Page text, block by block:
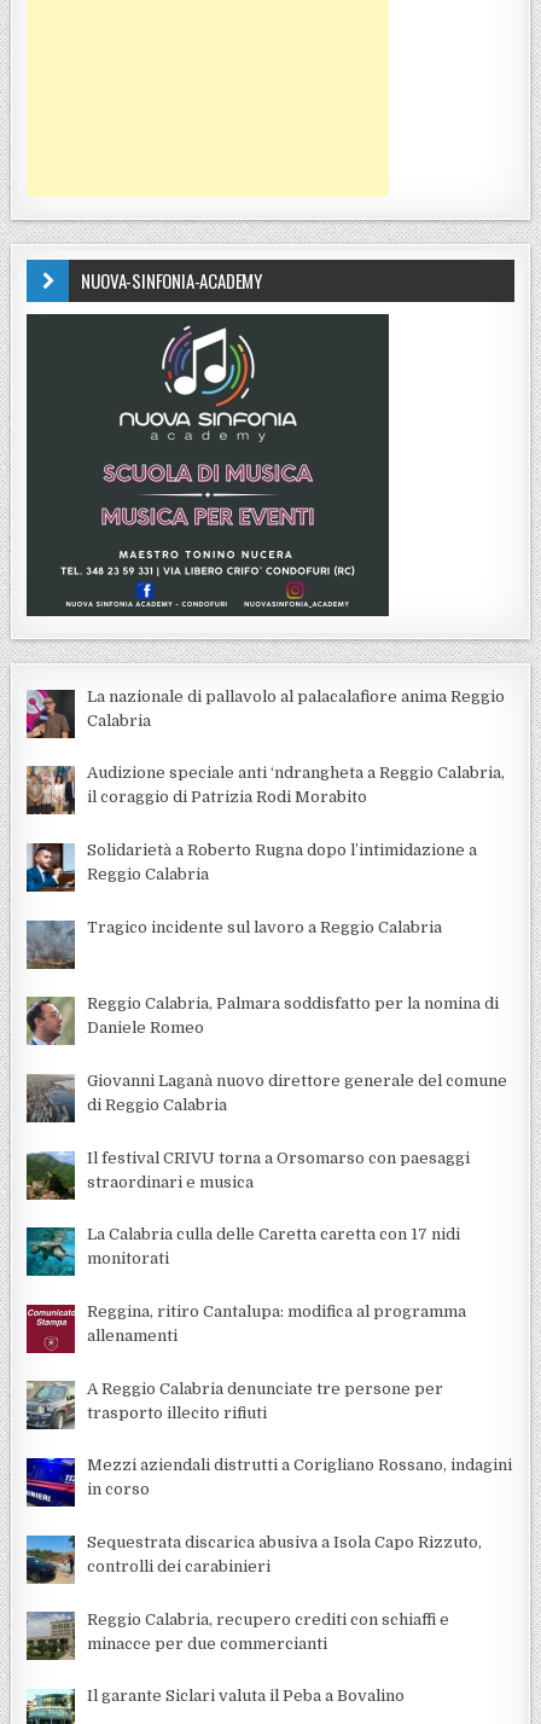
NUOVA-SINFONIA-ACADEMY
La nazionale di pallavolo al palacalafiore anima Reggio
Calabria
Audizione speciale anti ‘ndrangheta a Reggio Calabria,
il coraggio di Patrizia Rodi Morabito
Solidarietà a Roberto Rugna dopo l’intimidazione a
Reggio Calabria
Tragico incidente sul lavoro a Reggio Calabria
Reggio Calabria, Palmara soddisfatto per la nomina di
Daniele Romeo
Giovanni Laganà nuovo direttore generale del comune
di Reggio Calabria
Il festival CRIVU torna a Orsomarso con paesaggi
straordinari e musica
La Calabria culla delle Caretta caretta con 17 nidi
monitorati
Reggina, ritiro Cantalupa: modifica al programma
allenamenti
A Reggio Calabria denunciate tre persone per
trasporto illecito rifiuti
Mezzi aziendali distrutti a Corigliano Rossano, indagini
in corso
Sequestrata discarica abusiva a Isola Capo Rizzuto,
controlli dei carabinieri
Reggio Calabria, recupero crediti con schiaffi e
minacce per due commercianti
Il garante Siclari valuta il Peba a Bovalino